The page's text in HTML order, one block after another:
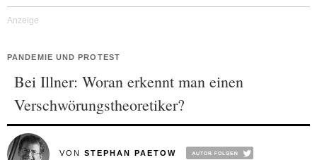
PANDEMIE UND PROTEST
Bei Illner: Woran erkennt man einen
Verschwörungstheoretiker?
VON STEPHAN PAETOW